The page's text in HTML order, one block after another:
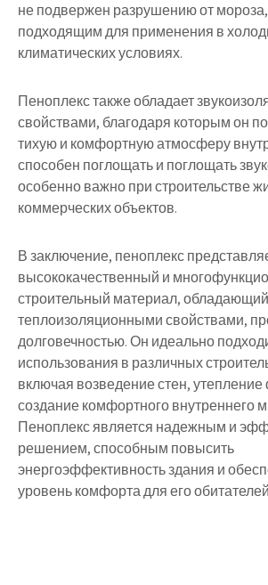
не подвержен разрушению от мороза,
подходящим для применения в
климатических условиях.
Пеноплекс также обладает
свойствами, благодаря которым он
тихую и комфортную атмосферу
способен поглощать и поглощать
особенно важно при строительстве
коммерческих объектов.
В заключение, пеноплекс
высококачественный и
строительный материал,
теплоизоляционными свойствами,
долговечностью. Он идеально
использования в различных
включая возведение стен,
создание комфортного внутреннего
Пеноплекс является надежным и
решением, способным повысить
энергоэффективность здания и
уровень комфорта для его